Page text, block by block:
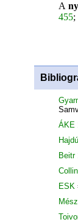
A
455;
ÁKE
Beitr
ESK